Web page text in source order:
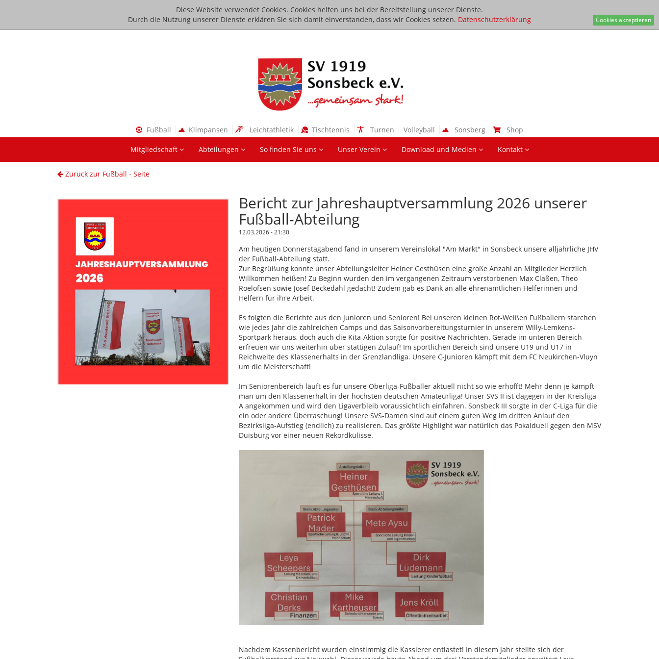
Diese Website verwendet Cookies. Cookies helfen uns bei der Bereitstellung unserer Dienste.
Durch die Nutzung unserer Dienste erklären Sie sich damit einverstanden, dass wir Cookies setzen. Datenschutzerklärung Cookies akzeptieren
Fußball Klimpansen Leichtathletik Tischtennis Turnen Volleyball Sonsberg Shop
Mitgliedschaft Abteilungen So finden Sie uns Unser Verein Download und Medien Kontakt
Zurück zur Fußball - Seite
Bericht zur Jahreshauptversammlung 2026 unserer
Fußball-Abteilung
12.03.2026 - 21:30
Am heutigen Donnerstagabend fand in unserem Vereinslokal "Am Markt" in Sonsbeck unsere alljährliche JHV
der Fußball-Abteilung statt.
Zur Begrüßung konnte unser Abteilungsleiter Heiner Gesthüsen eine große Anzahl an Mitglieder Herzlich
Willkommen heißen! Zu Beginn wurden den im vergangenen Zeitraum verstorbenen Max Claßen, Theo
Roelofsen sowie Josef Beckedahl gedacht! Zudem gab es Dank an alle ehrenamtlichen Helferinnen und
Helfern für ihre Arbeit.
Es folgten die Berichte aus den Junioren und Senioren! Bei unseren kleinen Rot-Weißen Fußballern starchen
wie jedes Jahr die zahlreichen Camps und das Saisonvorbereitungsturnier in unserem Willy-Lemkens-
Sportpark heraus, doch auch die Kita-Aktion sorgte für positive Nachrichten. Gerade im unteren Bereich
erfreuen wir uns weiterhin über stättigen Zulauf! Im sportlichen Bereich sind unsere U19 und U17 in
Reichweite des Klassenerhalts in der Grenzlandliga. Unsere C-Junioren kämpft mit dem FC Neukirchen-Vluyn
um die Meisterschaft!
Im Seniorenbereich läuft es für unsere Oberliga-Fußballer aktuell nicht so wie erhofft! Mehr denn je kämpft
man um den Klassenerhalt in der höchsten deutschen Amateurliga! Unser SVS II ist dagegen in der Kreisliga
A angekommen und wird den Ligaverbleib voraussichtlich einfahren. Sonsbeck III sorgte in der C-Liga für die
ein oder andere Überraschung! Unsere SVS-Damen sind auf einem guten Weg im dritten Anlauf den
Bezirksliga-Aufstieg (endlich) zu realisieren. Das größte Highlight war natürlich das Pokalduell gegen den MSV
Duisburg vor einer neuen Rekordkulisse.
Nachdem Kassenbericht wurden einstimmig die Kassierer entlastet! In diesem Jahr stellte sich der